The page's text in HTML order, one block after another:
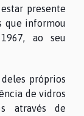
presente
que informou
ao seu
próprios
de vidros
através de